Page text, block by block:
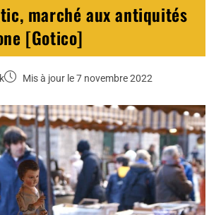
marché aux antiquités
[Gotico]
Mis à jour le 7 novembre 2022